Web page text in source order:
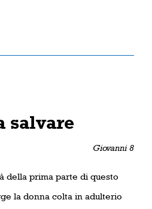
salvare
Giovanni 8
della prima parte di questo
la donna colta in adulterio